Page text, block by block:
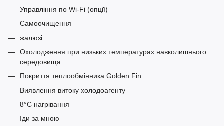
Управління по Wi-Fi (опції)
Самоочищення
жалюзі
Охолодження при низьких температурах навколишнього
середовища
Покриття теплообмінника Golden Fin
Виявлення витоку холодоагенту
8°C нагрівання
Іди за мною